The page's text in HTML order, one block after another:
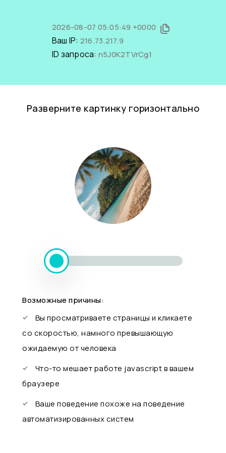
2026-08-07 05:05:49 +0000
Ваш IP: 216.73.217.9
ID запроса: n5J0K2TVrCg1
Разверните картинку горизонтально
Возможные причины:
Вы просматриваете страницы и кликаете
со скоростью, намного превышающую
ожидаемую от человека
Что-то мешает работе javascript в вашем
браузере
Ваше поведение похоже на поведение
автоматизированных систем